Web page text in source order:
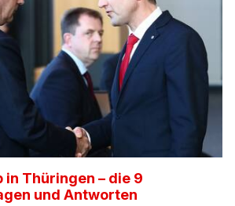
in Thüringen – die 9
und Antworten